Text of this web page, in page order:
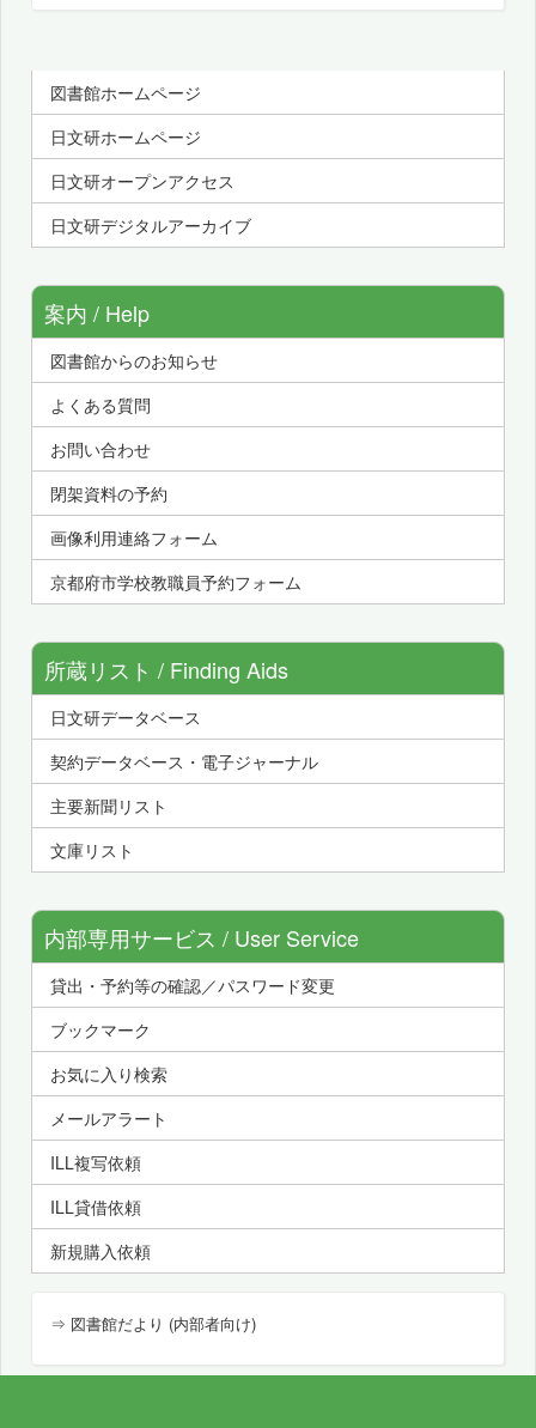
図書館ホームページ
日文研ホームページ
日文研オープンアクセス
日文研デジタルアーカイブ
案内 / Help
図書館からのお知らせ
よくある質問
お問い合わせ
閉架資料の予約
画像利用連絡フォーム
京都府市学校教職員予約フォーム
所蔵リスト / Finding Aids
日文研データベース
契約データベース・電子ジャーナル
主要新聞リスト
文庫リスト
内部専用サービス / User Service
貸出・予約等の確認／パスワード変更
ブックマーク
お気に入り検索
メールアラート
ILL複写依頼
ILL貸借依頼
新規購入依頼
⇒ 図書館だより (内部者向け)